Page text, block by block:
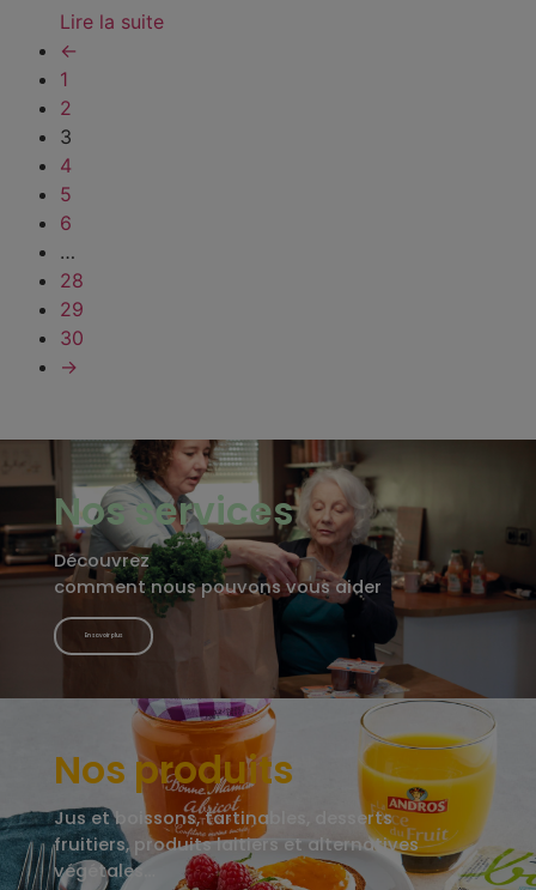
Lire la suite
←
1
2
3
4
5
6
…
28
29
30
→
Nos services
Découvrez
comment nous pouvons vous aider
En savoir plus
Nos produits
Jus et boissons, tartinables, desserts
fruitiers, produits laitiers et alternatives
végétales…